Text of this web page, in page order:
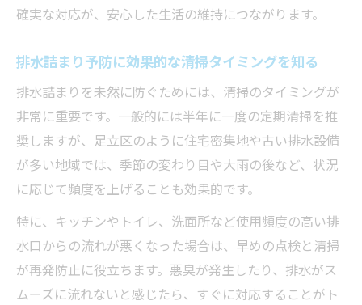
確実な対応が、安心した生活の維持につながります。
排水詰まり予防に効果的な清掃タイミングを知る
排水詰まりを未然に防ぐためには、清掃のタイミングが
非常に重要です。一般的には半年に一度の定期清掃を推
奨しますが、足立区のように住宅密集地や古い排水設備
が多い地域では、季節の変わり目や大雨の後など、状況
に応じて頻度を上げることも効果的です。
特に、キッチンやトイレ、洗面所など使用頻度の高い排
水口からの流れが悪くなった場合は、早めの点検と清掃
が再発防止に役立ちます。悪臭が発生したり、排水がス
ムーズに流れないと感じたら、すぐに対応することがト